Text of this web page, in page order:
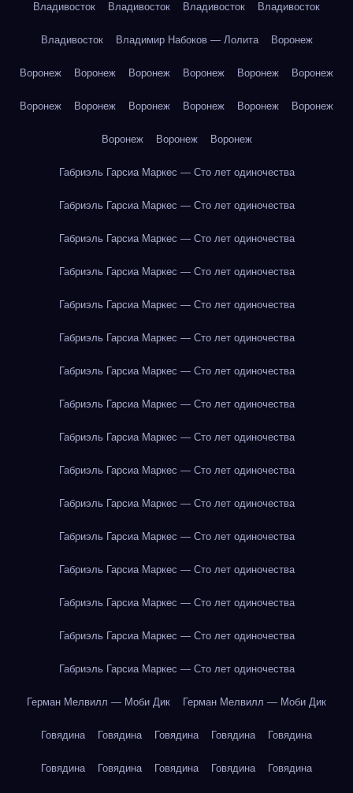
Владивосток Владивосток Владивосток Владивосток
Владивосток Владимир Набоков — Лолита Воронеж
Воронеж Воронеж Воронеж Воронеж Воронеж Воронеж
Воронеж Воронеж Воронеж Воронеж Воронеж Воронеж
Воронеж Воронеж Воронеж
Габриэль Гарсиа Маркес — Сто лет одиночества
Габриэль Гарсиа Маркес — Сто лет одиночества
Габриэль Гарсиа Маркес — Сто лет одиночества
Габриэль Гарсиа Маркес — Сто лет одиночества
Габриэль Гарсиа Маркес — Сто лет одиночества
Габриэль Гарсиа Маркес — Сто лет одиночества
Габриэль Гарсиа Маркес — Сто лет одиночества
Габриэль Гарсиа Маркес — Сто лет одиночества
Габриэль Гарсиа Маркес — Сто лет одиночества
Габриэль Гарсиа Маркес — Сто лет одиночества
Габриэль Гарсиа Маркес — Сто лет одиночества
Габриэль Гарсиа Маркес — Сто лет одиночества
Габриэль Гарсиа Маркес — Сто лет одиночества
Габриэль Гарсиа Маркес — Сто лет одиночества
Габриэль Гарсиа Маркес — Сто лет одиночества
Габриэль Гарсиа Маркес — Сто лет одиночества
Герман Мелвилл — Моби Дик Герман Мелвилл — Моби Дик
Говядина Говядина Говядина Говядина Говядина
Говядина Говядина Говядина Говядина Говядина